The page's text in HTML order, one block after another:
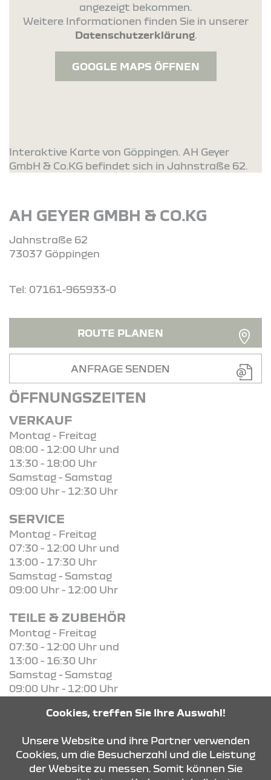
angezeigt bekommen.
Weitere Informationen finden Sie in unserer
Datenschutzerklärung.
GOOGLE MAPS ÖFFNEN
Interaktive Karte von Göppingen. AH Geyer
GmbH & Co.KG befindet sich in Jahnstraße 62.
AH GEYER GMBH & CO.KG
Jahnstraße 62
73037 Göppingen
Tel: 07161-965933-0
ROUTE PLANEN
ANFRAGE SENDEN
ÖFFNUNGSZEITEN
VERKAUF
Montag - Freitag
08:00 - 12:00 Uhr und
13:30 - 18:00 Uhr
Samstag - Samstag
09:00 Uhr - 12:30 Uhr
SERVICE
Montag - Freitag
07:30 - 12:00 Uhr und
13:00 - 17:30 Uhr
Samstag - Samstag
09:00 Uhr - 12:00 Uhr
TEILE & ZUBEHÖR
Montag - Freitag
07:30 - 12:00 Uhr und
13:00 - 16:30 Uhr
Samstag - Samstag
09:00 Uhr - 12:00 Uhr
Cookies, treffen Sie Ihre Auswahl!
Unsere Website und ihre Partner verwenden
Cookies, um die Besucherzahl und die Leistung
der Website zu messen. Somit können Sie